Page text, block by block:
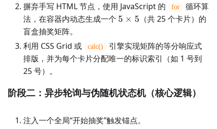
摒弃手写 HTML 节点，使用 JavaScript 的
for
循环算
法，在容器内动态生成一个 5
5
5 × 5 （共 25 个卡片）的
盲盒抽奖矩阵。
利用 CSS Grid 或
calc()
引擎实现矩阵的等分响应式
排版，并为每个卡片分配唯一的标识索引（如 1 号到
25 号）。
阶段二：异步轮询与伪随机状态机（核心逻辑）
注入一个全局“开始抽奖”触发锚点。